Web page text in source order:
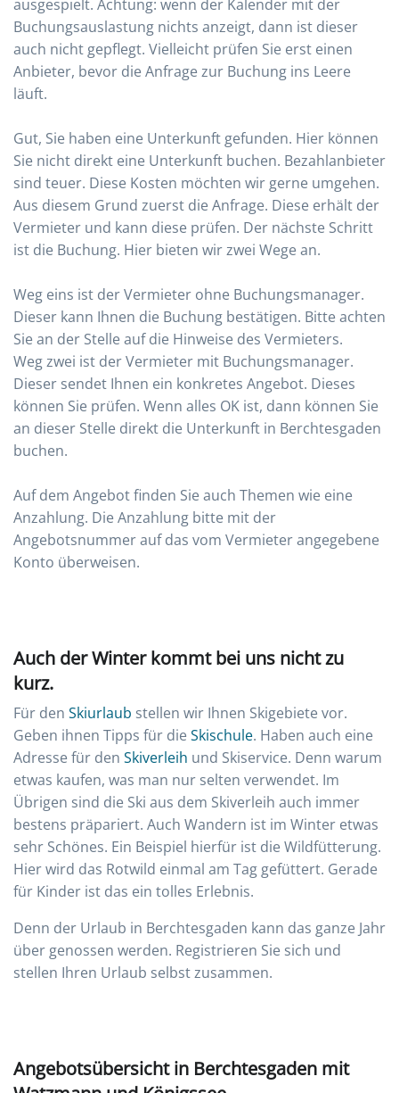
ausgespielt. Achtung: wenn der Kalender mit der
Buchungsauslastung nichts anzeigt, dann ist dieser
auch nicht gepflegt. Vielleicht prüfen Sie erst einen
Anbieter, bevor die Anfrage zur Buchung ins Leere
läuft.
Gut, Sie haben eine Unterkunft gefunden. Hier können
Sie nicht direkt eine Unterkunft buchen. Bezahlanbieter
sind teuer. Diese Kosten möchten wir gerne umgehen.
Aus diesem Grund zuerst die Anfrage. Diese erhält der
Vermieter und kann diese prüfen. Der nächste Schritt
ist die Buchung. Hier bieten wir zwei Wege an.
Weg eins ist der Vermieter ohne Buchungsmanager.
Dieser kann Ihnen die Buchung bestätigen. Bitte achten
Sie an der Stelle auf die Hinweise des Vermieters.
Weg zwei ist der Vermieter mit Buchungsmanager.
Dieser sendet Ihnen ein konkretes Angebot. Dieses
können Sie prüfen. Wenn alles OK ist, dann können Sie
an dieser Stelle direkt die Unterkunft in Berchtesgaden
buchen.
Auf dem Angebot finden Sie auch Themen wie eine
Anzahlung. Die Anzahlung bitte mit der
Angebotsnummer auf das vom Vermieter angegebene
Konto überweisen.
Auch der Winter kommt bei uns nicht zu
kurz.
Für den Skiurlaub stellen wir Ihnen Skigebiete vor.
Geben ihnen Tipps für die Skischule. Haben auch eine
Adresse für den Skiverleih und Skiservice. Denn warum
etwas kaufen, was man nur selten verwendet. Im
Übrigen sind die Ski aus dem Skiverleih auch immer
bestens präpariert. Auch Wandern ist im Winter etwas
sehr Schönes. Ein Beispiel hierfür ist die Wildfütterung.
Hier wird das Rotwild einmal am Tag gefüttert. Gerade
für Kinder ist das ein tolles Erlebnis.
Denn der Urlaub in Berchtesgaden kann das ganze Jahr
über genossen werden. Registrieren Sie sich und
stellen Ihren Urlaub selbst zusammen.
Angebotsübersicht in Berchtesgaden mit